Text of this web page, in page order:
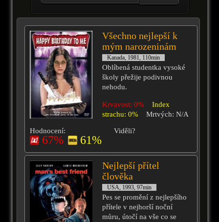
Všechno nejlepší k
mým narozeninám
Kanada, 1981, 110min
Oblíbená studentka vysoké
školy přežije podivnou
nehodu.
Krvavost: 0%
Index
strachu: 0%
Mrtvých: N/A
Hodnocení:
67% 61%
Viděli?
Nejlepší přítel
člověka
USA, 1993, 97min
Pes se promění z nejlepšího
přítele v nejhorší noční
můru, útočí na vše co se